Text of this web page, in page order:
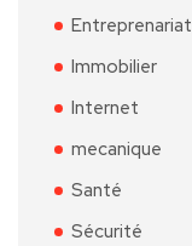
Entreprenariat
Immobilier
Internet
mecanique
Santé
Sécurité